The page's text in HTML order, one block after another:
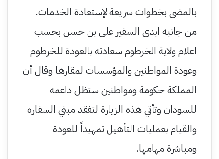
بالمضى بخطوات سريعة لإستعادة الخدمات.
من جانبه ابدى السفير على بن حسن بحسب
اعلام ولاية الخرطوم سعادته بالعودة للخرطوم
وعودة المواطنين والمؤسسات لمقارها وقال أن
المملكة حكومة ومواطنين ستظل داعمه
للسودان وتأتي هذه الزيارة لتفقد مبني السفاره
والقيام بعمليات التأهيل تمهيداً للعودة
ومباشرة مهامها.